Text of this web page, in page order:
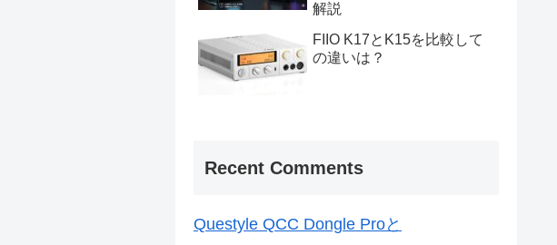
解説
FIIO K17とK15を比較して
の違いは？
Recent Comments
Questyle QCC Dongle Proと